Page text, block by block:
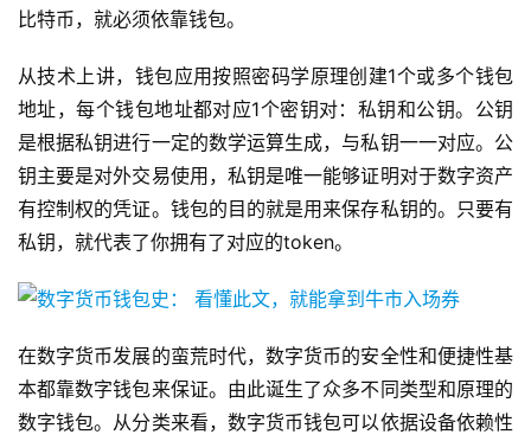
比特币，就必须依靠钱包。
从技术上讲，钱包应用按照密码学原理创建1个或多个钱包
地址，每个钱包地址都对应1个密钥对：私钥和公钥。公钥
是根据私钥进行一定的数学运算生成，与私钥一一对应。公
钥主要是对外交易使用，私钥是唯一能够证明对于数字资产
有控制权的凭证。钱包的目的就是用来保存私钥的。只要有
私钥，就代表了你拥有了对应的token。
在数字货币发展的蛮荒时代，数字货币的安全性和便捷性基
本都靠数字钱包来保证。由此诞生了众多不同类型和原理的
数字钱包。从分类来看，数字货币钱包可以依据设备依赖性